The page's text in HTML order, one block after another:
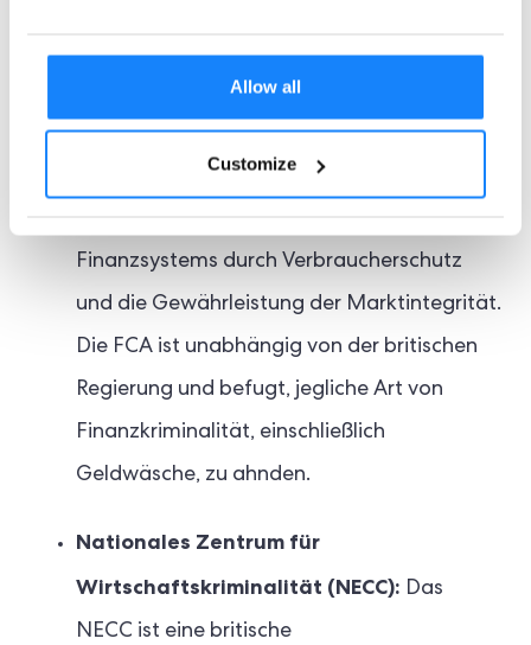
Allow all
Customize
ist die Regulierungsbehörde für die
Finanzdienstleistungsbranche im
Vereinigten Königreich. Ihr Zweck ist die
Finanzsystems durch Verbraucherschutz
und die Gewährleistung der Marktintegrität.
Die FCA ist unabhängig von der britischen
Regierung und befugt, jegliche Art von
Finanzkriminalität, einschließlich
Geldwäsche, zu ahnden.
Nationales Zentrum für
Wirtschaftskriminalität (NECC): Das
NECC ist eine britische